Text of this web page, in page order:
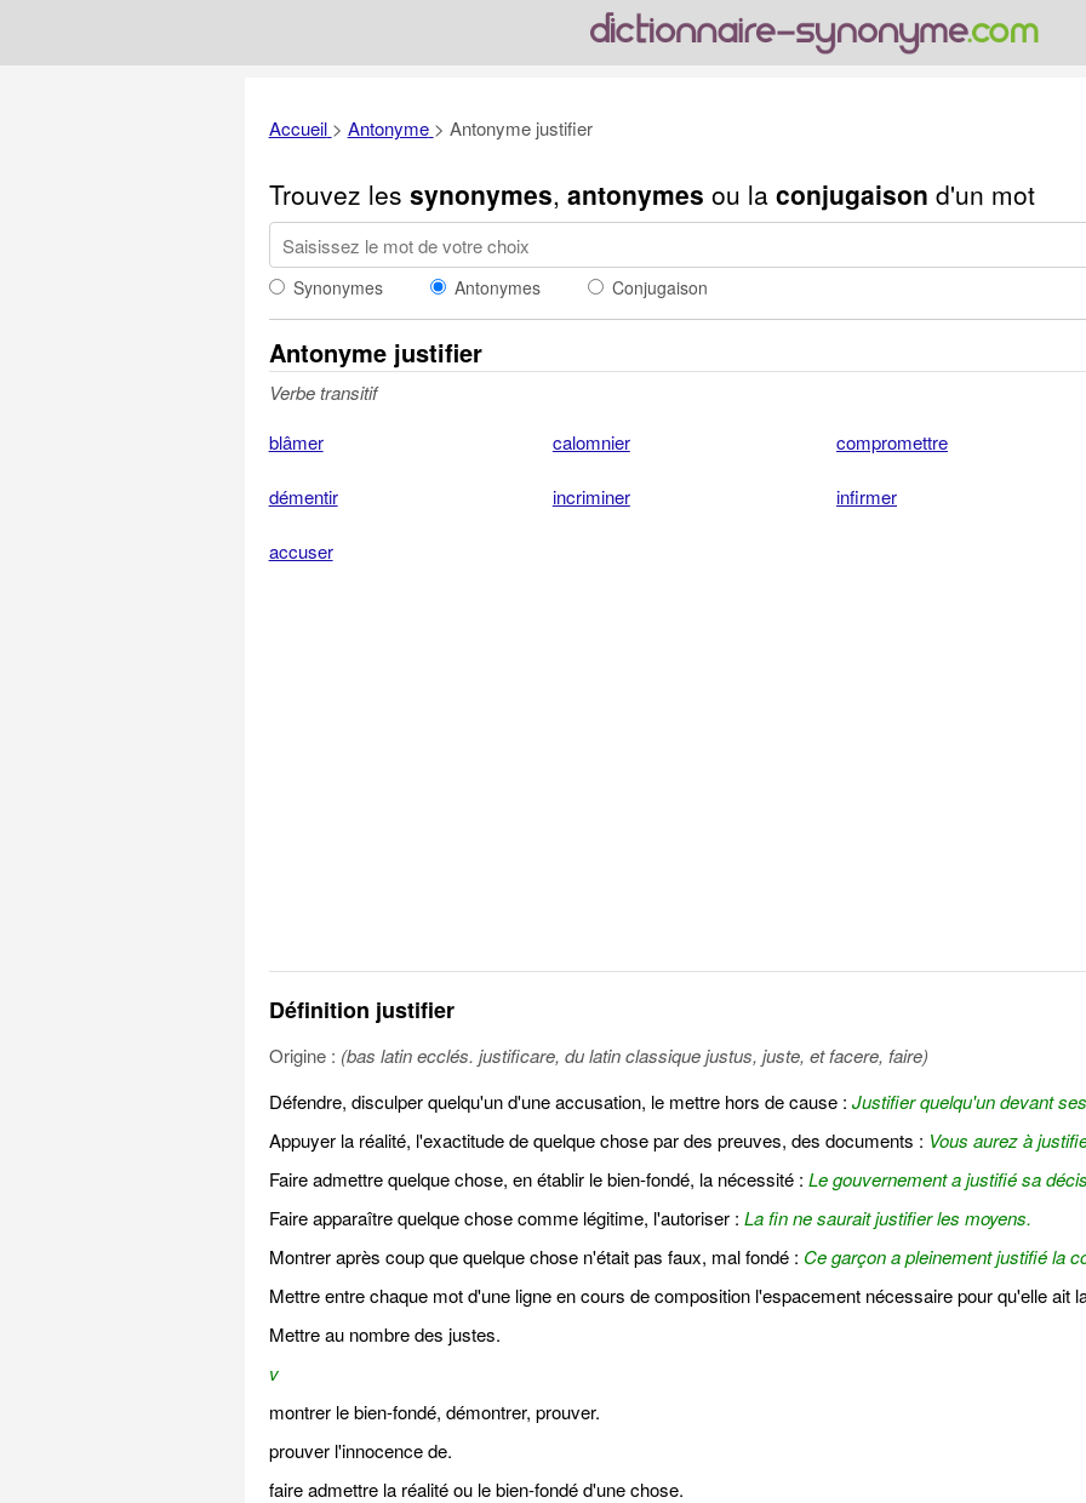
Accueil > Antonyme > Antonyme justifier
Trouvez les synonymes, antonymes ou la conjugaison d'un mot
Synonymes Antonymes Conjugaison
Antonyme justifier
Verbe transitif
blâmer
calomnier compromettre
démentir incriminer infirmer
accuser
Définition justifier
Origine : (bas latin ecclés. justificare, du latin classique justus, juste, et facere, faire)
Défendre, disculper quelqu'un d'une accusation, le mettre hors de cause : Justifier quelqu'un devant
Appuyer la réalité, l'exactitude de quelque chose par des preuves, des documents : Vous aurez à
Faire admettre quelque chose, en établir le bien-fondé, la nécessité : Le gouvernement a justifié sa
Faire apparaître quelque chose comme légitime, l'autoriser : La fin ne saurait justifier les moyens.
Montrer après coup que quelque chose n'était pas faux, mal fondé : Ce garçon a pleinement justifié la
Mettre entre chaque mot d'une ligne en cours de composition l'espacement nécessaire pour qu'elle ait
Mettre au nombre des justes.
v
montrer le bien-fondé, démontrer, prouver.
prouver l'innocence de.
faire admettre la réalité ou le bien-fondé d'une chose.